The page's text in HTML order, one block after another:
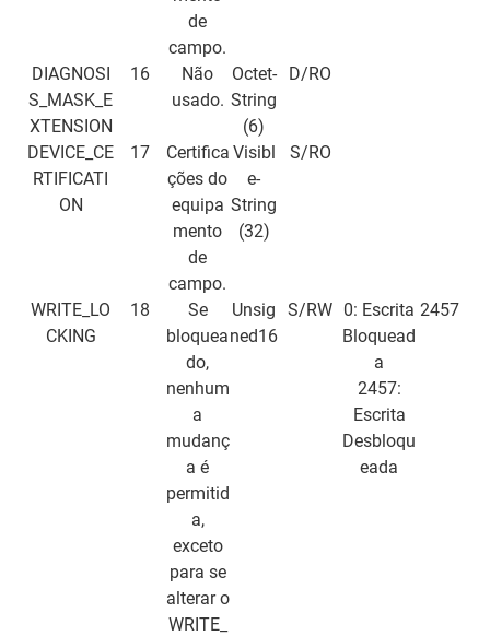
de
campo.
DIAGNOSI
S_MASK_E
XTENSION
16
Não
usado.
Octet-
String
(6)
D/RO
DEVICE_CE
RTIFICATI
ON
17
Certifica
ções do
equipa
mento
de
campo.
Visibl
e-
String
(32)
S/RO
WRITE_LO
CKING
18
Se
bloquea
do,
nenhum
a
mudanç
a é
permitid
a,
exceto
para se
alterar o
WRITE_
Unsig
ned16
S/RW 0: Escrita
Bloquead
a
2457:
Escrita
Desbloqu
eada
2457